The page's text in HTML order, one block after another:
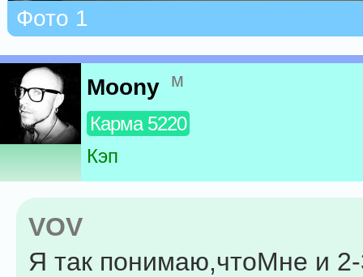
Фото 1
Moony м
Карма 5220
Кэп
VOV
Я так понимаю,чтоМне и